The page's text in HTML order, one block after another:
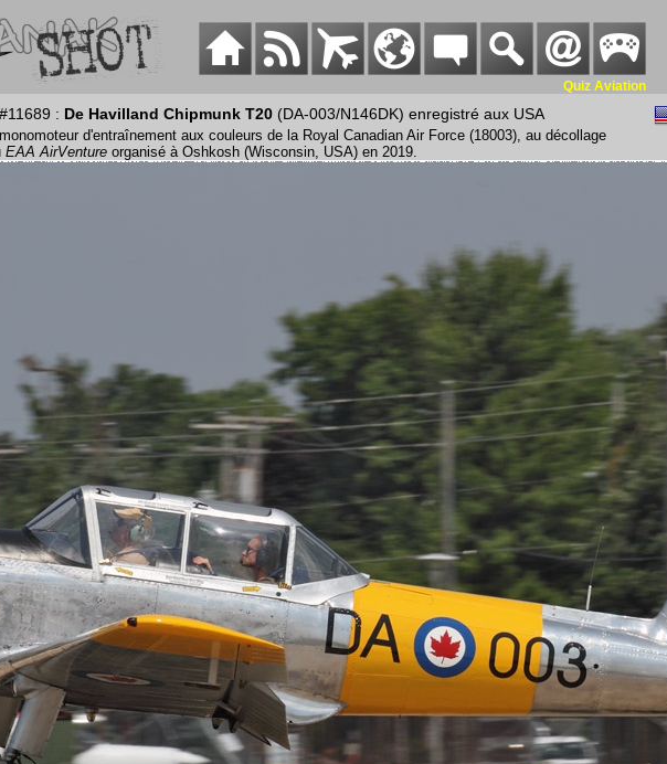
Quiz Aviation
: De Havilland Chipmunk T20 (DA-003/N146DK) enregistré aux USA
d'entraînement aux couleurs de la Royal Canadian Air Force (18003), au décollage
EAA AirVenture organisé à Oshkosh (Wisconsin, USA) en 2019.